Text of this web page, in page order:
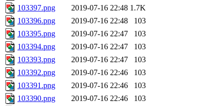
103397.png
2019-07-16 22:48 1.7K
103396.png
2019-07-16 22:48
103
103395.png
2019-07-16 22:47
103
103394.png
2019-07-16 22:47
103
103393.png
2019-07-16 22:47
103
103392.png
2019-07-16 22:46
103
103391.png
2019-07-16 22:46
103
103390.png
2019-07-16 22:46
103